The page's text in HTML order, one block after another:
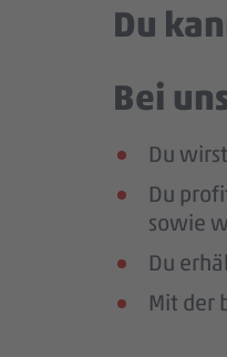
Du
Bei
Du
Du
sowie
Du
Mit der